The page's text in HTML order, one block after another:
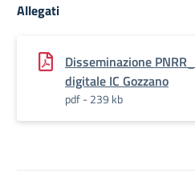
Allegati
Disseminazione
digitale IC Gozzano
pdf - 239 kb